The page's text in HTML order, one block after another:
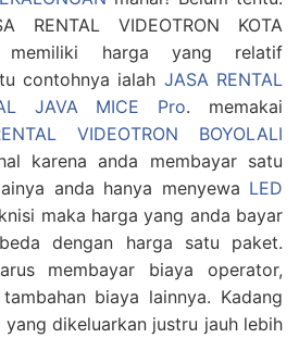
RENTAL VIDEOTRON KOTA
memiliki harga yang relatif
contohnya ialah JASA RENTAL
JAVA MICE Pro. memakai
VIDEOTRON BOYOLALI
karena anda membayar satu
anda hanya menyewa LED
maka harga yang anda bayar
dengan harga satu paket.
membayar biaya operator,
biaya lainnya. Kadang
dikeluarkan justru jauh lebih